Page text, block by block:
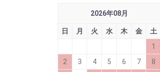
2026年08月
日 月 火 水 木 金
土
1
2
3 4 5 6 7
8